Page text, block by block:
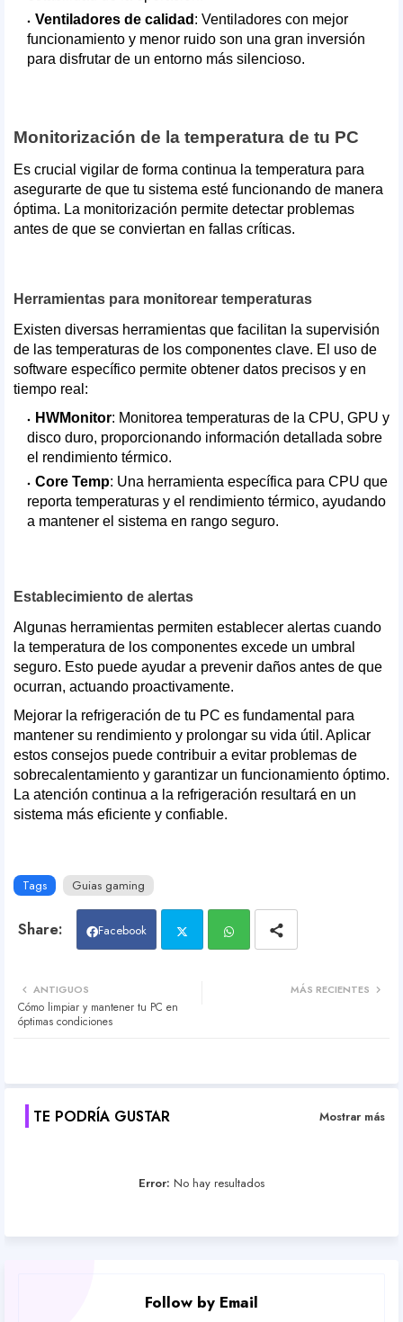
Ventiladores de calidad : Ventiladores con mejor
funcionamiento y menor ruido son una gran inversión
para disfrutar de un entorno más silencioso.
Monitorización de la temperatura de tu PC
Es crucial vigilar de forma continua la temperatura para
asegurarte de que tu sistema esté funcionando de manera
óptima. La monitorización permite detectar problemas
antes de que se conviertan en fallas críticas.
Herramientas para monitorear temperaturas
Existen diversas herramientas que facilitan la supervisión
de las temperaturas de los componentes clave. El uso de
software específico permite obtener datos precisos y en
tiempo real:
HWMonitor: Monitorea temperaturas de la CPU, GPU y
disco duro, proporcionando información detallada sobre
el rendimiento térmico.
Core Temp: Una herramienta específica para CPU que
reporta temperaturas y el rendimiento térmico, ayudando
a mantener el sistema en rango seguro.
Establecimiento de alertas
Algunas herramientas permiten establecer alertas cuando
la temperatura de los componentes excede un umbral
seguro. Esto puede ayudar a prevenir daños antes de que
ocurran, actuando proactivamente.
Mejorar la refrigeración de tu PC es fundamental para
mantener su rendimiento y prolongar su vida útil. Aplicar
estos consejos puede contribuir a evitar problemas de
sobrecalentamiento y garantizar un funcionamiento óptimo.
La atención continua a la refrigeración resultará en un
sistema más eficiente y confiable.
Tags Guias gaming
Facebook
ter
MÁS RECIENTES
ANTIGUOS
Cómo limpiar y mantener tu PC en
óptimas condiciones
TE PODRÍA GUSTAR Mostrar más
Error: No hay resultados
Follow by Email